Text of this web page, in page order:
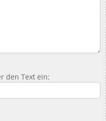
den Text ein: